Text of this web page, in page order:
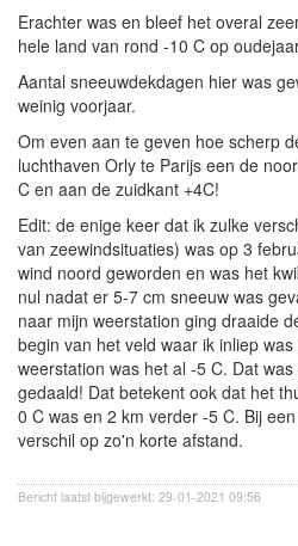
Erachter was en bleef het overal
hele land van rond -10 C op
Aantal sneeuwdekdagen hier was
weinig voorjaar.
Om even aan te geven hoe scherp
luchthaven Orly te Parijs een de
C en aan de zuidkant +4C!
Edit: de enige keer dat ik zulke
van zeewindsituaties) was op 3
wind noord geworden en was het
nul nadat er 5-7 cm sneeuw was
naar mijn weerstation ging draaide
begin van het veld waar ik inliep
weerstation was het al -5 C. Dat
gedaald! Dat betekent ook dat het
0 C was en 2 km verder -5 C. Bij
verschil op zo'n korte afstand.
Bericht laatst bijgewerkt: 29-01-2021 09:56